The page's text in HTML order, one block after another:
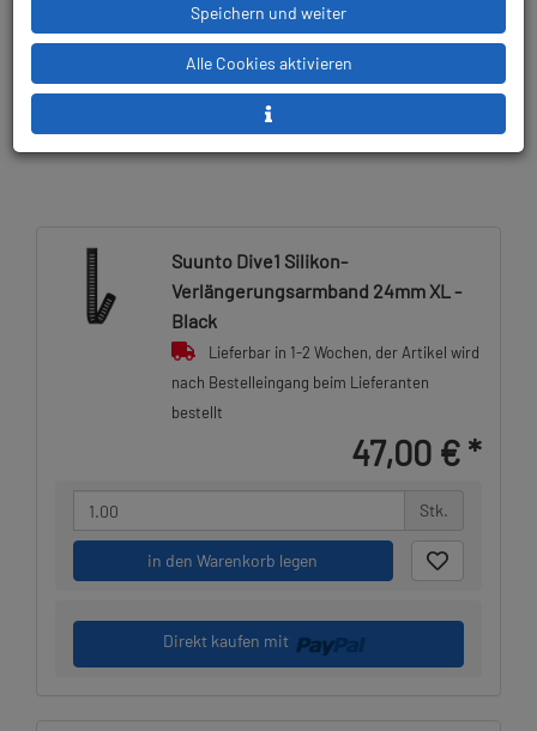
Suunto Dive1 Silikon-
Verlängerungsarmband 24mm XL -
Black
Lieferbar in 1-2 Wochen, der Artikel wird
nach Bestelleingang beim Lieferanten
bestellt
47,00 € *
Stk.
in den Warenkorb legen
Direkt kaufen mit
Speichern und weiter
Alle Cookies aktivieren